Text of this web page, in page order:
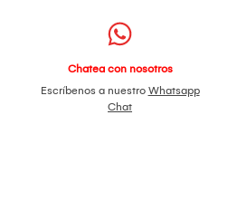
Chatea con nosotros
Escríbenos a nuestro Whatsapp
Chat